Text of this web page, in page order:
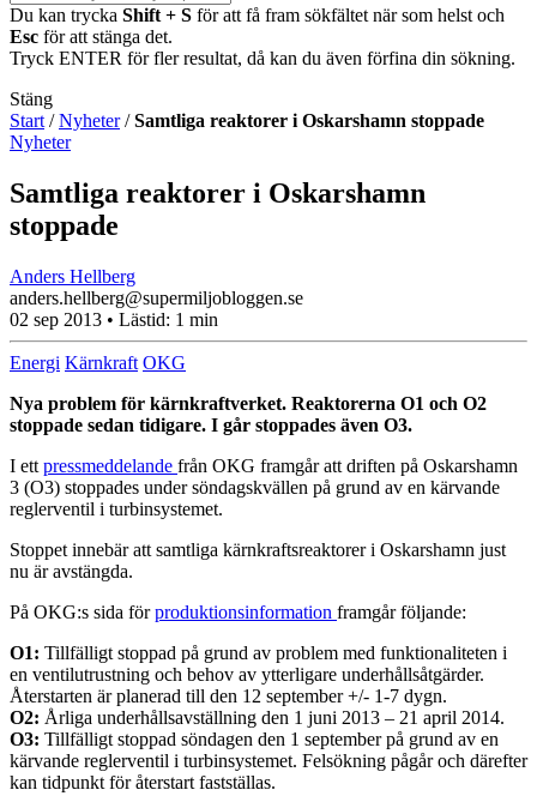
Du kan trycka Shift + S för att få fram sökfältet när som helst och
Esc för att stänga det.
Tryck ENTER för fler resultat, då kan du även förfina din sökning.
Stäng
Start /Nyheter/Samtliga reaktorer i Oskarshamn stoppade
Nyheter
Samtliga reaktorer i Oskarshamn
stoppade
Anders Hellberg
anders.hellberg@supermiljobloggen.se
02 sep 2013 • Lästid: 1 min
Energi Kärnkraft OKG
Nya problem för kärnkraftverket. Reaktorerna O1 och O2
stoppade sedan tidigare. I går stoppades även O3.
I ett pressmeddelande från OKG framgår att driften på Oskarshamn
3 (O3) stoppades under söndagskvällen på grund av en kärvande
reglerventil i turbinsystemet.
Stoppet innebär att samtliga kärnkraftsreaktorer i Oskarshamn just
nu är avstängda.
På OKG:s sida förproduktionsinformation framgår följande:
O1: Tillfälligt stoppad på grund av problem med funktionaliteten i
en ventilutrustning och behov av ytterligare underhållsåtgärder.
Återstarten är planerad till den 12 september +/- 1-7 dygn.
O2: Årliga underhållsavställning den 1 juni 2013 – 21 april 2014.
O3: Tillfälligt stoppad söndagen den 1 september på grund av en
kärvande reglerventil i turbinsystemet. Felsökning pågår och därefter
kan tidpunkt för återstart fastställas.